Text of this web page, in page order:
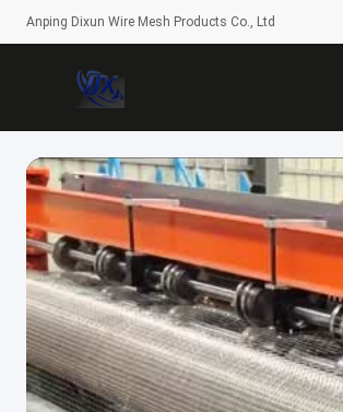
Anping Dixun Wire Mesh Products Co., Ltd